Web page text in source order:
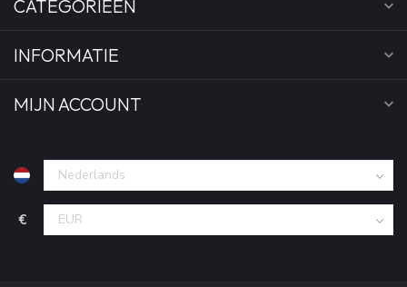
CATEGORIEËN
INFORMATIE
MIJN ACCOUNT
€